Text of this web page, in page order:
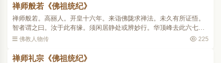
禅师般若《佛祖统纪》
禅师般若。高丽人。开皇十六年。来诣佛陇求禅法。未久有所证悟。
智者谓之曰。汝于此有缘。须闲居静处或辨妙行。华顶峰去此六七
里。是吾昔日头陀之所。住彼进道必有深益。师即遵奉明诲。宴坐十
佛教人物传 225
禅师礼宗《佛祖统纪》